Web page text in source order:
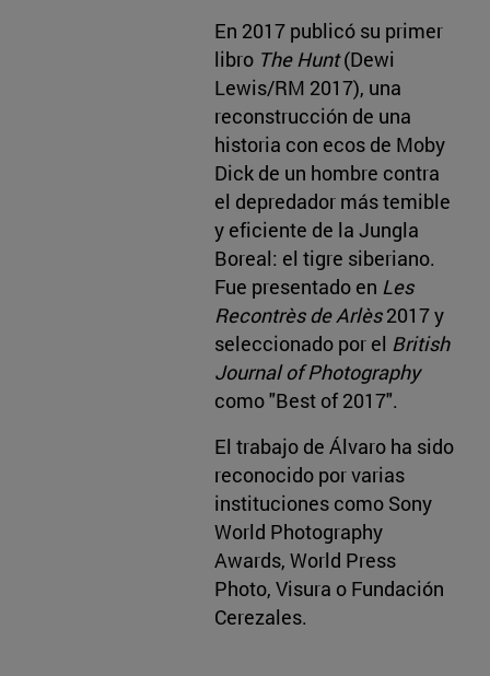
En 2017 publicó su primer
libro The Hunt(Dewi
Lewis/RM 2017), una
reconstrucción de una
historia con ecos de Moby
Dick de un hombre contra
el depredador más temible
y eficiente de la Jungla
Boreal: el tigre siberiano.
Fue presentado en Les
Recontrès de Arlès2017 y
seleccionado por el British
Journal of Photography
como "Best of 2017".
El trabajo de Álvaro ha sido
reconocido por varias
instituciones como Sony
World Photography
Awards, World Press
Photo, Visura o Fundación
Cerezales.